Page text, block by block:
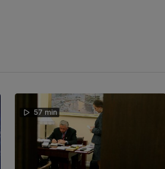
57 min